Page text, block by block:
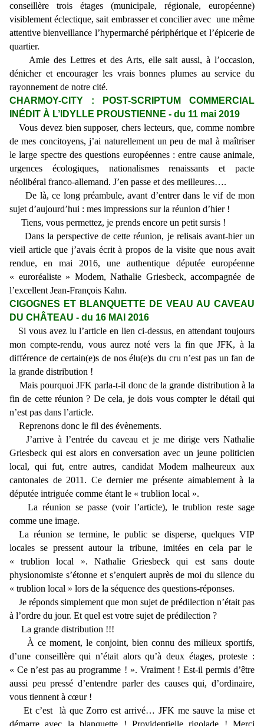
conseillère trois étages (municipale, régionale, européenne)
visiblement éclectique, sait embrasser et concilier avec une même
attentive bienveillance l’hypermarché périphérique et l’épicerie de
quartier.
Amie des Lettres et des Arts, elle sait aussi, à l’occasion,
dénicher et encourager les vrais bonnes plumes au service du
rayonnement de notre cité.
CHARMOY-CITY : POST-SCRIPTUM COMMERCIAL
INÉDIT À L’IDYLLE PROUSTIENNE - du 11 mai 2019
Vous devez bien supposer, chers lecteurs, que, comme nombre
de mes concitoyens, j’ai naturellement un peu de mal à maîtriser
le large spectre des questions européennes : entre cause animale,
urgences écologiques, nationalismes renaissants et pacte
néolibéral franco-allemand. J’en passe et des meilleures….
De là, ce long préambule, avant d’entrer dans le vif de mon
sujet d’aujourd’hui : mes impressions sur la réunion d’hier !
Tiens, vous permettez, je prends encore un petit sursis !
Dans la perspective de cette réunion, je relisais avant-hier un
vieil article que j’avais écrit à propos de la visite que nous avait
rendue, en mai 2016, une authentique députée européenne
« euroréaliste » Modem, Nathalie Griesbeck, accompagnée de
l’excellent Jean-François Kahn.
CIGOGNES ET BLANQUETTE DE VEAU AU CAVEAU
DU CHÂTEAU - du 16 MAI 2016
Si vous avez lu l’article en lien ci-dessus, en attendant toujours
mon compte-rendu, vous aurez noté vers la fin que JFK, à la
différence de certain(e)s de nos élu(e)s du cru n’est pas un fan de
la grande distribution !
Mais pourquoi JFK parla-t-il donc de la grande distribution à la
fin de cette réunion ? De cela, je dois vous compter le détail qui
n’est pas dans l’article.
Reprenons donc le fil des évènements.
J’arrive à l’entrée du caveau et je me dirige vers Nathalie
Griesbeck qui est alors en conversation avec un jeune politicien
local, qui fut, entre autres, candidat Modem malheureux aux
cantonales de 2011. Ce dernier me présente aimablement à la
députée intriguée comme étant le « trublion local ».
La réunion se passe (voir l’article), le trublion reste sage
comme une image.
La réunion se termine, le public se disperse, quelques VIP
locales se pressent autour la tribune, imitées en cela par le
« trublion local ». Nathalie Griesbeck qui est sans doute
physionomiste s’étonne et s’enquiert auprès de moi du silence du
« trublion local » lors de la séquence des questions-réponses.
Je réponds simplement que mon sujet de prédilection n’était pas
à l’ordre du jour. Et quel est votre sujet de prédilection ?
La grande distribution !!!
À ce moment, le conjoint, bien connu des milieux sportifs,
d’une conseillère qui n’était alors qu’à deux étages, proteste :
« Ce n’est pas au programme ! ». Vraiment ! Est-il permis d’être
aussi peu pressé d’entendre parler des causes qui, d’ordinaire,
vous tiennent à cœur !
Et c’est là que Zorro est arrivé… JFK me sauve la mise et